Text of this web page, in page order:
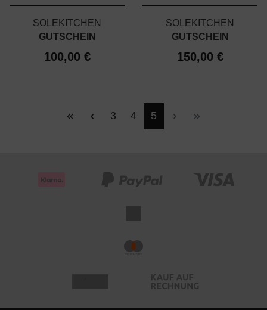
SOLEKITCHEN
GUTSCHEIN
100,00 €
SOLEKITCHEN
GUTSCHEIN
150,00 €
Seite
3 Seite
4 Seite
5